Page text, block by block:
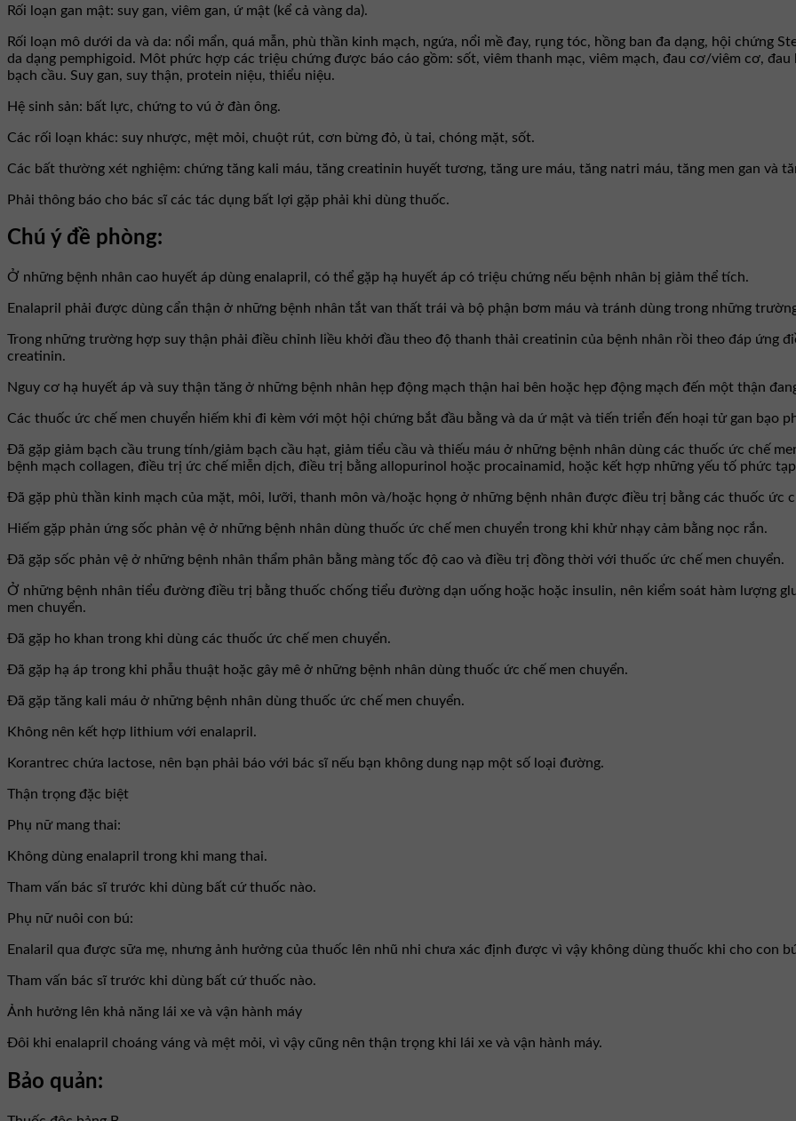
Rối loạn gan mật: suy gan, viêm gan, ứ mật (kể cả vàng da).
Rối loạn mô dưới da và da: nổi mẩn, quá mẫn, phù thần kinh mạch, ngứa, nổi mề đay, rụng tóc, hồng ban đa dạng, hội chứng
da dạng pemphigoid. Môt phức hợp các triệu chứng được báo cáo gồm: sốt, viêm thanh mạc, viêm mạch, đau cơ/viêm cơ,
bạch cầu. Suy gan, suy thận, protein niệu, thiểu niệu.
Hệ sinh sản: bất lực, chứng to vú ở đàn ông.
Các rối loạn khác: suy nhược, mệt mỏi, chuột rút, cơn bừng đỏ, ù tai, chóng mặt, sốt.
Các bất thường xét nghiệm: chứng tăng kali máu, tăng creatinin huyết tương, tăng ure máu, tăng natri máu, tăng men gan và
Phải thông báo cho bác sĩ các tác dụng bất lợi gặp phải khi dùng thuốc.
Chú ý đề phòng:
Ở những bệnh nhân cao huyết áp dùng enalapril, có thể gặp hạ huyết áp có triệu chứng nếu bệnh nhân bị giảm thể tích.
Enalapril phải được dùng cẩn thận ở những bệnh nhân tắt van thất trái và bộ phận bơm máu và tránh dùng trong những
Trong những trường hợp suy thận phải điều chỉnh liều khởi đầu theo độ thanh thải creatinin của bệnh nhân rồi theo đáp ứng
creatinin.
Nguy cơ hạ huyết áp và suy thận tăng ở những bệnh nhân hẹp động mạch thận hai bên hoặc hẹp động mạch đến một thận
Các thuốc ức chế men chuyển hiếm khi đi kèm với một hội chứng bắt đầu bằng và da ứ mật và tiến triển đến hoại tử gan bạo
Đã gặp giảm bạch cầu trung tính/giảm bạch cầu hạt, giảm tiểu cầu và thiếu máu ở những bệnh nhân dùng các thuốc ức chế
bệnh mạch collagen, điều trị ức chế miễn dịch, điều trị bằng allopurinol hoặc procainamid, hoặc kết hợp những yếu tố phức
Đã gặp phù thần kinh mạch của mặt, môi, lưỡi, thanh môn và/hoặc họng ở những bệnh nhân được điều trị bằng các thuốc ức
Hiếm gặp phản ứng sốc phản vệ ở những bệnh nhân dùng thuốc ức chế men chuyển trong khi khử nhạy cảm bằng nọc rắn.
Đã gặp sốc phản vệ ở những bệnh nhân thẩm phân bằng màng tốc độ cao và điều trị đồng thời với thuốc ức chế men chuyển.
Ở những bệnh nhân tiểu đường điều trị bằng thuốc chống tiểu đường dạn uống hoặc hoặc insulin, nên kiểm soát hàm lượng
men chuyển.
Đã gặp ho khan trong khi dùng các thuốc ức chế men chuyển.
Đã gặp hạ áp trong khi phẫu thuật hoặc gây mê ở những bệnh nhân dùng thuốc ức chế men chuyển.
Đã gặp tăng kali máu ở những bệnh nhân dùng thuốc ức chế men chuyển.
Không nên kết hợp lithium với enalapril.
Korantrec chứa lactose, nên bạn phải báo với bác sĩ nếu bạn không dung nạp một số loại đường.
Thận trọng đặc biệt
Phụ nữ mang thai:
Không dùng enalapril trong khi mang thai.
Tham vấn bác sĩ trước khi dùng bất cứ thuốc nào.
Phụ nữ nuôi con bú:
Enalaril qua được sữa mẹ, nhưng ảnh hưởng của thuốc lên nhũ nhi chưa xác định được vì vậy không dùng thuốc khi cho con
Tham vấn bác sĩ trước khi dùng bất cứ thuốc nào.
Ảnh hưởng lên khả năng lái xe và vận hành máy
Đôi khi enalapril choáng váng và mệt mỏi, vì vậy cũng nên thận trọng khi lái xe và vận hành máy.
Bảo quản: